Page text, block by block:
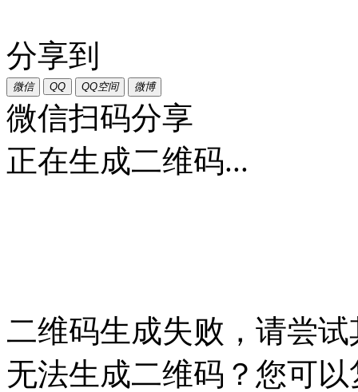
分享到
微信 QQ QQ空间 微博
微信扫码分享
正在生成二维码...
二维码生成失败，请尝
无法生成二维码？您可